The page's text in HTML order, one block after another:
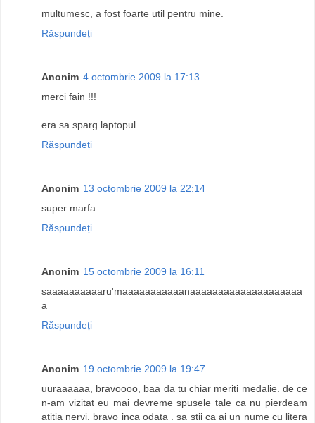
multumesc, a fost foarte util pentru mine.
Răspundeți
Anonim 4 octombrie 2009 la 17:13
merci fain !!!
era sa sparg laptopul ...
Răspundeți
Anonim 13 octombrie 2009 la 22:14
super marfa
Răspundeți
Anonim 15 octombrie 2009 la 16:11
saaaaaaaaaaru'maaaaaaaaaaanaaaaaaaaaaaaaaaaaaaa
a
Răspundeți
Anonim 19 octombrie 2009 la 19:47
uuraaaaaa, bravoooo, baa da tu chiar meriti medalie. de ce
n-am vizitat eu mai devreme spusele tale ca nu pierdeam
atitia nervi. bravo inca odata . sa stii ca ai un nume cu litera